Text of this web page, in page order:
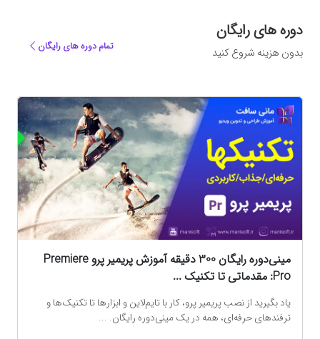
دوره های رایگان
بدون هزینه شروع کنید تمام دوره های رایگان
مینی‌دوره رایگان 300 دقیقه آموزش پریمیر پرو Premiere
Pro: مقدماتی تا تکنیک‌ ...
یاد بگیرید از نصب پریمیر پرو، کار با تایم‌لاین و ابزارها تا تکنیک‌ها و
ترفندهای حرفه‌ای، همه در یک مینی‌دوره رایگان. ...